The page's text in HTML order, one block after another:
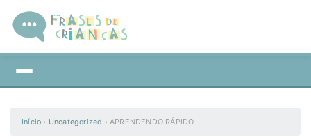
Início › Uncategorized ›APRENDENDO RÁPIDO